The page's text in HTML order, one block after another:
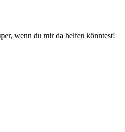
wenn du mir da helfen könntest!